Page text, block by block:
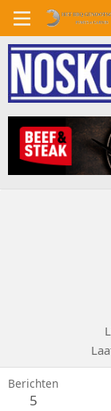
Berichten
5